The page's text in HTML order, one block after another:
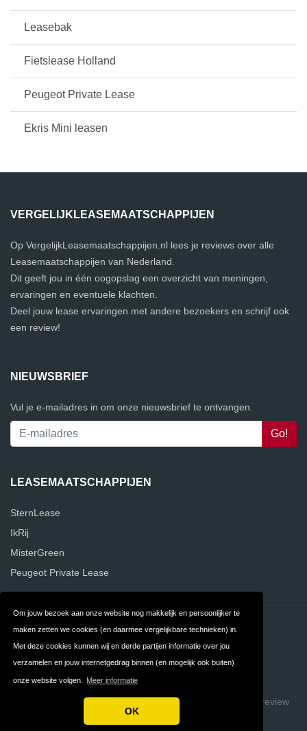
Om jouw bezoek aan onze website nog makkelijk en persoonlijker te
maken zetten we cookies (en daarmee vergelijkbare technieken) in.
Met deze cookies kunnen wij en derde partijen informatie over jou
verzamelen en jouw internetgedrag binnen (en mogelijk ook buiten)
onze website volgen. Meer informatie
OK
Leasebak
Fietslease Holland
Peugeot Private Lease
Ekris Mini leasen
VERGELIJKLEASEMAATSCHAPPIJEN
Op VergelijkLeasemaatschappijen.nl lees je reviews over alle
Leasemaatschappijen van Nederland.
Dit geeft jou in één oogopslag een overzicht van meningen,
ervaringen en eventuele klachten.
Deel jouw lease ervaringen met andere bezoekers en schrijf ook
een review!
NIEUWSBRIEF
Vul je e-mailadres in om onze nieuwsbrief te ontvangen.
LEASEMAATSCHAPPIJEN
SternLease
IkRij
MisterGreen
Peugeot Private Lease
Contact Privacy
Algemene FAQ
Copyright © 2026 VergelijkLeasemaatschappijen
Build review
sites with ReviewTycoon